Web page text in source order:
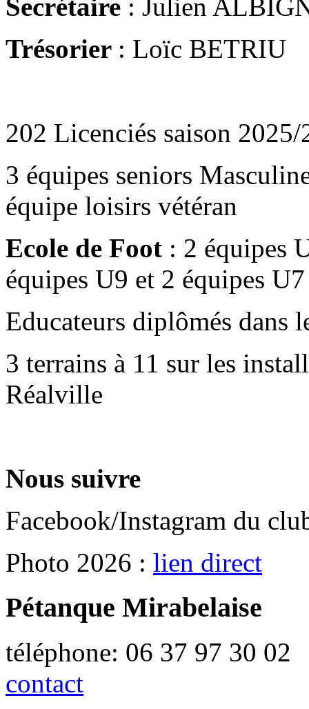
Secrétaire : Julien
Trésorier : Loïc BETRIU
202 Licenciés saison 2025/
3 équipes seniors
équipe loisirs vétéran
Ecole de Foot : 2 équipes
équipes U9 et 2 équipes U7
Educateurs diplômés dans
3 terrains à 11 sur les
Réalville
Nous suivre
Facebook/Instagram du
Photo 2026 : lien direct
Pétanque Mirabelaise
téléphone: 06 37 97 30 02
contact